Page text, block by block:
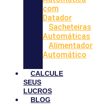
com
Datador
Sacheteiras
Automáticas
Alimentador
Automático
CALCULE
SEUS
LUCROS
BLOG